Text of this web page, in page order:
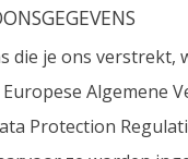
die je ons
Algemene
Protection